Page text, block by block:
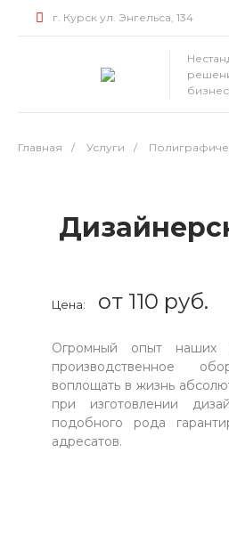
г. Курск ул. Энгельса, 134
Главная / Услуги /
Цена: от 110 руб.
Огромный опыт наших
производственное
воплощать в жизнь
при изготовлении
подобного рода
адресатов.